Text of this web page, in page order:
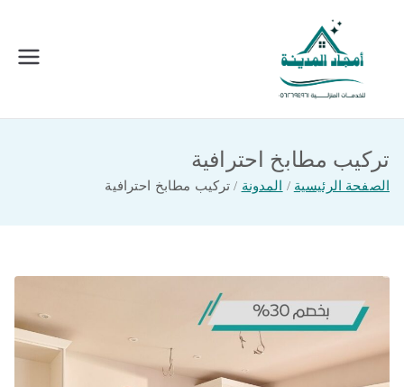
المحتوى
امجاد المدينة للخدمات المنزلية
تركيب مطابخ احترافية
الصفحة الرئيسية المدونة تركيب مطابخ احترافية